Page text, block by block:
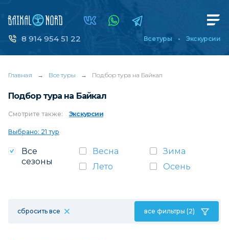
8 914 954 51 22 Все туры Экскурсии
Главная → Все туры → Подбор тура на Байкал
Подбор тура на Байкал
Смотрите также: Экскурсии
Выбрано: 21 тур
Все
сезоны
Весна
Зима
Лето
Осень
сбросить все все фильтры (2)